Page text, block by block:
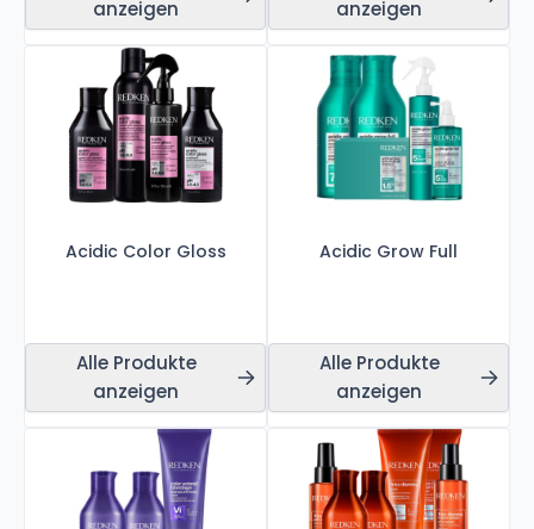
anzeigen
anzeigen
Acidic Color Gloss
Alle Produkte
anzeigen
Acidic Grow Full
Alle Produkte
anzeigen